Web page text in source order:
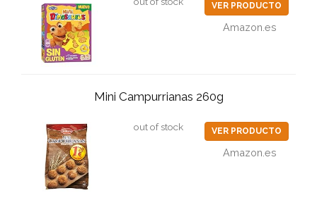
VER PRODUCTO
Amazon.es
Mini Campurrianas 260g
out of stock VER PRODUCTO
Amazon.es